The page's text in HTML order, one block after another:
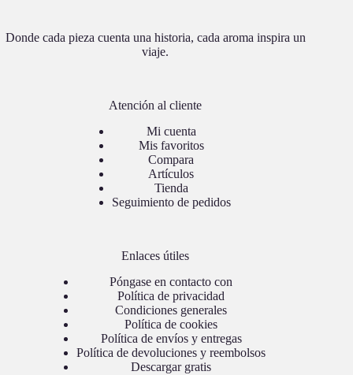
Donde cada pieza cuenta una historia, cada aroma inspira un
viaje.
Atención al cliente
Mi cuenta
Mis favoritos
Compara
Artículos
Tienda
Seguimiento de pedidos
Enlaces útiles
Póngase en contacto con
Política de privacidad
Condiciones generales
Política de cookies
Política de envíos y entregas
Política de devoluciones y reembolsos
Descargar gratis